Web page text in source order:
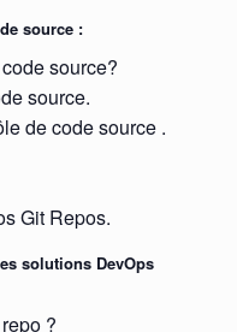
source :
source?
source.
de code source .
Git Repos.
solutions DevOps
?